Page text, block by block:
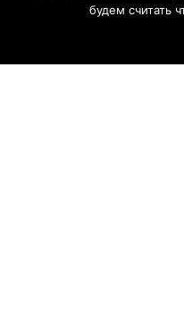
BERG BK-55 8
будем считать